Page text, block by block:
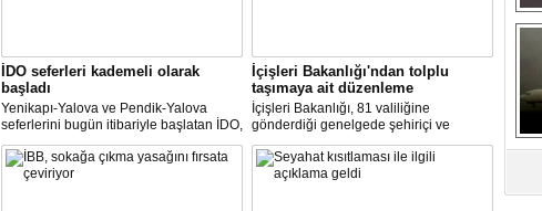
İDO seferleri kademeli olarak
başladı
Yenikapı-Yalova ve Pendik-Yalova
seferlerini bugün itibariyle başlatan İDO,
2 haziran itibariyle de bünyesinde
seferlerini kademeli olarak başlatacak.
İçişleri Bakanlığı'ndan tolplu
taşımaya ait düzenleme
İçişleri Bakanlığı, 81 valiliğine
gönderdiği genelgede şehiriçi ve
şehirlerarası yolcu taşımacılığında
yüzde 50 kapasite kullanma
zorunluluğunu kaldırdı.